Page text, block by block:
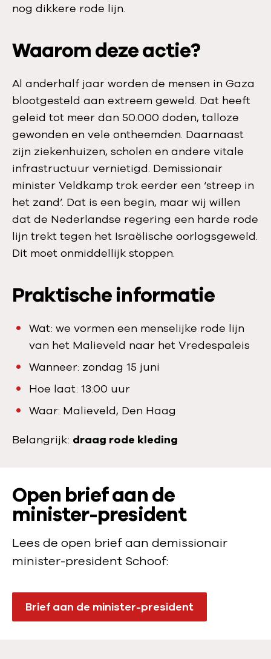
nog dikkere rode lijn.
Waarom deze actie?
Al anderhalf jaar worden de mensen in Gaza
blootgesteld aan extreem geweld. Dat heeft
geleid tot meer dan 50.000 doden, talloze
gewonden en vele ontheemden. Daarnaast
zijn ziekenhuizen, scholen en andere vitale
infrastructuur vernietigd. Demissionair
minister Veldkamp trok eerder een ‘streep in
het zand’. Dat is een begin, maar wij willen
dat de Nederlandse regering een harde rode
lijn trekt tegen het Israëlische oorlogsgeweld.
Dit moet onmiddellijk stoppen.
Praktische informatie
Wat: we vormen een menselijke rode lijn
van het Malieveld naar het Vredespaleis
Wanneer: zondag 15 juni
Hoe laat: 13:00 uur
Waar: Malieveld, Den Haag
Belangrijk: draag rode kleding
:
Open brief aan de
minister-president
Lees de open brief aan demissionair
minister-president Schoof:
Brief aan de minister-president